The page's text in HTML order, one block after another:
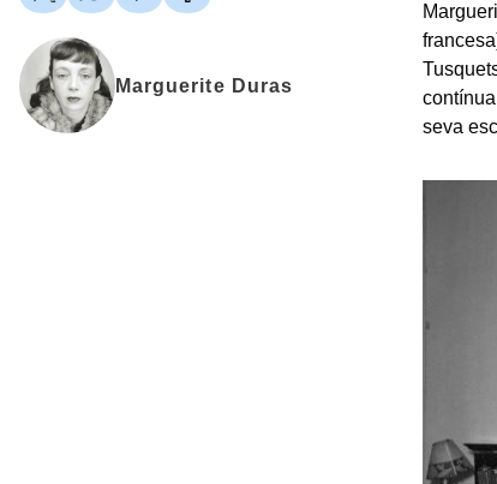
Marguerite Duras
seva